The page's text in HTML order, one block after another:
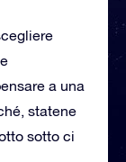
a una
statene
sotto ci